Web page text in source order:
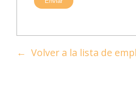
Volver a la lista de